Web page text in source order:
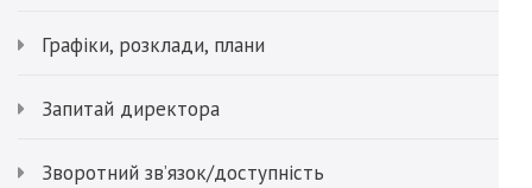
Графіки, розклади, плани
Запитай директора
Зворотний зв’язок/доступність